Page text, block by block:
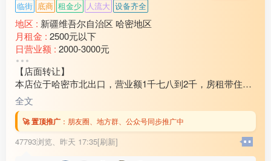
临街 底商 租金少 人流大 设备齐全
地区 : 新疆维吾尔自治区 哈密地区
月租金 : 2500元以下
日营业额 : 2000-3000元
转让费 :
【店面转让】
本店位于哈密市北出口，营业额1千七八到2千，房租带住房
3万2还剩十个月房租，因家中有事现对外转让，装让费15
万，有意向的联系18***21
全文
🚀 置顶推广 ： 朋友圈、地方群、公众号同步推广中
47793浏览、 昨天 17:35[刷新]